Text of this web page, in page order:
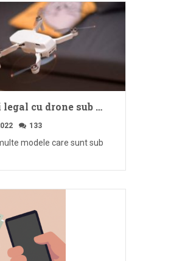
legal cu drone sub …
133
modele care sunt sub